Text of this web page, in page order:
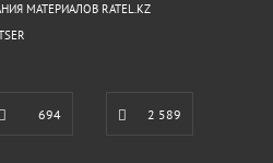
МАТЕРИАЛОВ RATEL.KZ
694 2 589